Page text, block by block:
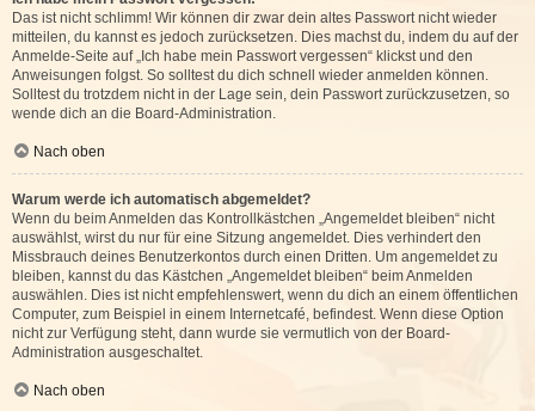
Das ist nicht schlimm! Wir können dir zwar dein altes Passwort nicht wieder
mitteilen, du kannst es jedoch zurücksetzen. Dies machst du, indem du auf der
Anmelde-Seite auf „Ich habe mein Passwort vergessen“ klickst und den
Anweisungen folgst. So solltest du dich schnell wieder anmelden können.
Solltest du trotzdem nicht in der Lage sein, dein Passwort zurückzusetzen, so
wende dich an die Board-Administration.
Nach oben
Warum werde ich automatisch abgemeldet?
Wenn du beim Anmelden das Kontrollkästchen „Angemeldet bleiben“ nicht
auswählst, wirst du nur für eine Sitzung angemeldet. Dies verhindert den
Missbrauch deines Benutzerkontos durch einen Dritten. Um angemeldet zu
bleiben, kannst du das Kästchen „Angemeldet bleiben“ beim Anmelden
auswählen. Dies ist nicht empfehlenswert, wenn du dich an einem öffentlichen
Computer, zum Beispiel in einem Internetcafé, befindest. Wenn diese Option
nicht zur Verfügung steht, dann wurde sie vermutlich von der Board-
Administration ausgeschaltet.
Nach oben